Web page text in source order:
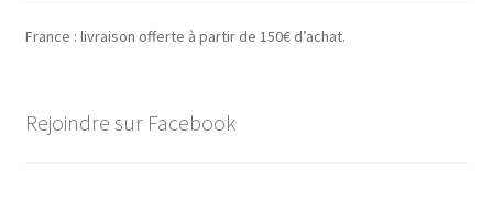
France : livraison offerte à partir de 150€ d’achat.
Rejoindre sur Facebook